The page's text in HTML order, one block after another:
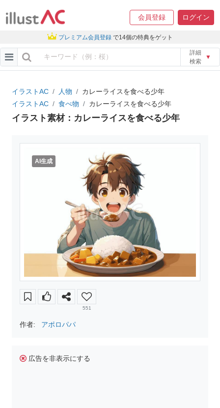
会員登録 ログイン
プレミアム会員登録 で14個の特典をゲット
詳細
検索
▼
イラストAC 人物
カレーライスを食べる少年
イラストAC
食べ物 カレーライスを食べる少年
イラスト素材：カレーライスを食べる少年
AI生成
551
作者: アポロパパ
広告を非表示にする